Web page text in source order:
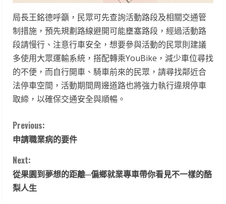
局長王銘德呼籲，民眾可先查詢活動路段及相關交通管
制措施，預先規劃路線避開可能壅塞路段，經過活動路
段請慢行、注意行車安全，想要參與活動的民眾則建議
多使用大眾運輸系統，搭配轉乘YouBike，減少車位尋找
的不便，而自行開車、騎車前來的民眾，請尋找鄰近合
法停車空間，活動期間周邊道路也將強力執行違規停車
取締，以確保交通安全與順暢。
C
o
n
t
Previous:
申請職業病的要件
Next:
從果園到夢想的距離─偏鄉就業專車帶你看見不一樣的酪
梨人生